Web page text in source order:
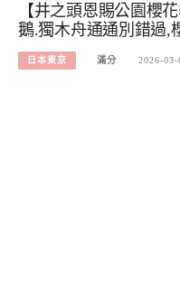
【井之頭恩賜公園櫻
鵝.獨木舟通通別錯過,
日本東京 滿分 2026-03-